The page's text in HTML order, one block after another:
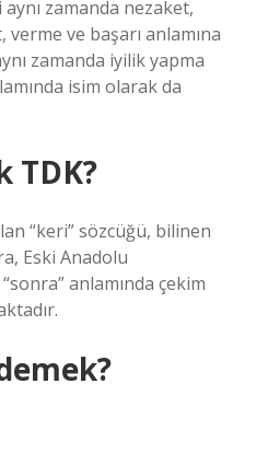
zamanda nezaket,
ve başarı anlamına
zamanda iyilik yapma
isim olarak da
TDK?
“keri” sözcüğü, bilinen
Eski Anadolu
anlamında çekim